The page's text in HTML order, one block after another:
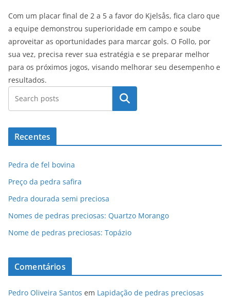
Com um placar final de 2 a 5 a favor do Kjelsås, fica claro que
a equipe demonstrou superioridade em campo e soube
aproveitar as oportunidades para marcar gols. O Follo, por
sua vez, precisa rever sua estratégia e se preparar melhor
para os próximos jogos, visando melhorar seu desempenho e
resultados.
Pesquisar
Recentes
Pedra de fel bovina
Preço da pedra safira
Pedra dourada semi preciosa
Nomes de pedras preciosas: Quartzo Morango
Nome de pedras preciosas: Topázio
Comentários
Pedro Oliveira Santos em Lapidação de pedras preciosas